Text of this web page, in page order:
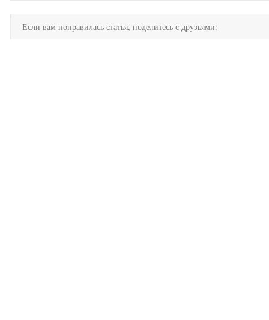
Если вам понравилась статья, поделитесь с друзьями: